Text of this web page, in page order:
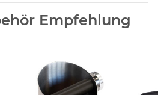
Empfehlung